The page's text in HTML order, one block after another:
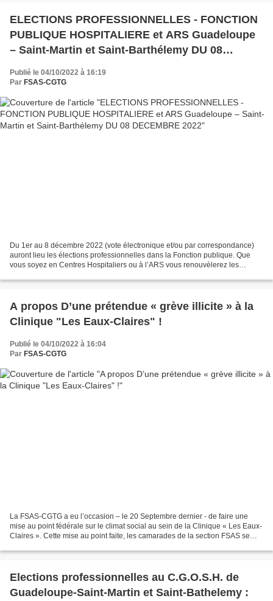
ELECTIONS PROFESSIONNELLES - FONCTION
PUBLIQUE HOSPITALIERE et ARS Guadeloupe
– Saint-Martin et Saint-Barthélemy DU 08
DECEMBRE 2022
Publié le 04/10/2022 à 16:19
Par FSAS-CGTG
Du 1er au 8 décembre 2022 (vote électronique et/ou par correspondance)
auront lieu les élections professionnelles dans la Fonction publique. Que
vous soyez en Centres Hospitaliers ou à l’ARS vous renouvèlerez les
A propos D’une prétendue « grève illicite » à la
Clinique "Les Eaux-Claires" !
Publié le 04/10/2022 à 16:04
Par FSAS-CGTG
La FSAS-CGTG a eu l’occasion – le 20 Septembre dernier - de faire une
mise au point fédérale sur le climat social au sein de la Clinique « Les Eaux-
Claires ». Cette mise au point faite, les camarades de la section FSAS se
Elections professionnelles au C.G.O.S.H. de
Guadeloupe-Saint-Martin et Saint-Bathelemy :